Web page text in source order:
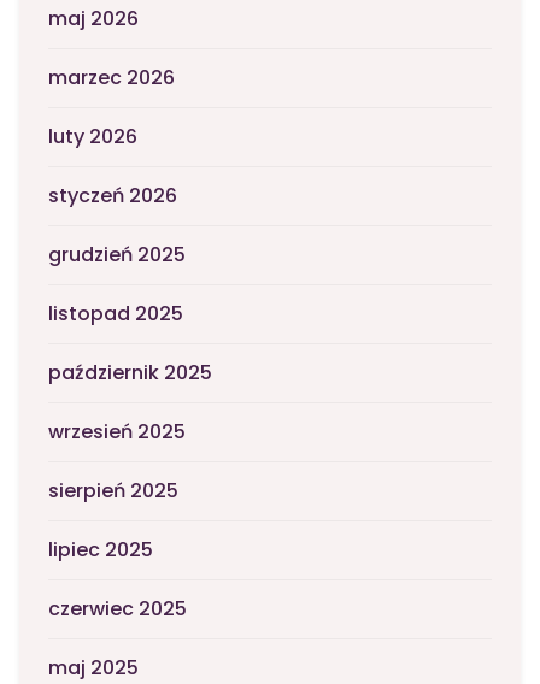
maj 2026
marzec 2026
luty 2026
styczeń 2026
grudzień 2025
listopad 2025
październik 2025
wrzesień 2025
sierpień 2025
lipiec 2025
czerwiec 2025
maj 2025